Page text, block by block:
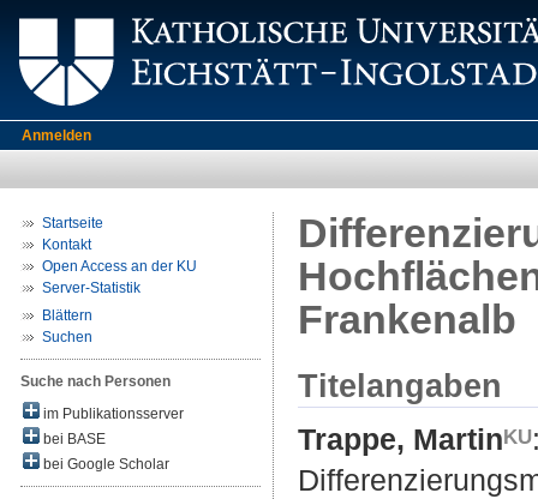
Anmelden
Startseite
Kontakt
Open Access an der KU
Server-Statistik
Blättern
Suchen
Suche nach Personen
im Publikationsserver
bei BASE
bei Google Scholar
Frankenalb
Titelangaben
Trappe, Martin